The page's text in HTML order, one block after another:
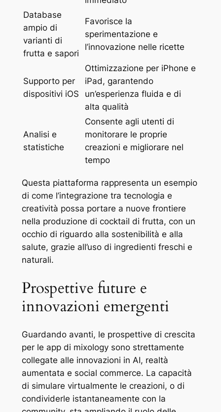
Database
ampio di
varianti di
frutta e sapori
Favorisce la
sperimentazione e
l’innovazione nelle ricette
Supporto per
dispositivi iOS
Ottimizzazione per iPhone e
iPad, garantendo
un’esperienza fluida e di
alta qualità
Analisi e
statistiche
Consente agli utenti di
monitorare le proprie
creazioni e migliorare nel
tempo
Questa piattaforma rappresenta un esempio
di come l’integrazione tra tecnologia e
creatività possa portare a nuove frontiere
nella produzione di cocktail di frutta, con un
occhio di riguardo alla sostenibilità e alla
salute, grazie all’uso di ingredienti freschi e
naturali.
Prospettive future e
innovazioni emergenti
Guardando avanti, le prospettive di crescita
per le app di mixology sono strettamente
collegate alle innovazioni in AI, realtà
aumentata e social commerce. La capacità
di simulare virtualmente le creazioni, o di
condividerle istantaneamente con la